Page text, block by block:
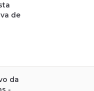
de
da